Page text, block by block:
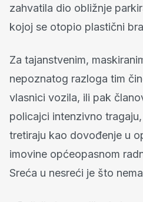
zahvatila dio obližnje
kojoj se otopio plastični
Za tajanstvenim,
nepoznatog razloga tim
vlasnici vozila, ili pak
policajci intenzivno
tretiraju kao dovođenje u
imovine općeopasnom
Sreća u nesreći je što